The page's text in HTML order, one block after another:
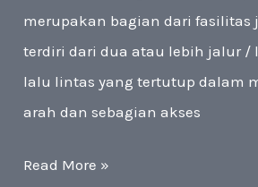
merupakan bagian dari fasilitas
terdiri dari dua atau lebih jalur /
lalu lintas yang tertutup dalam
arah dan sebagian akses
Layanan
Read More »